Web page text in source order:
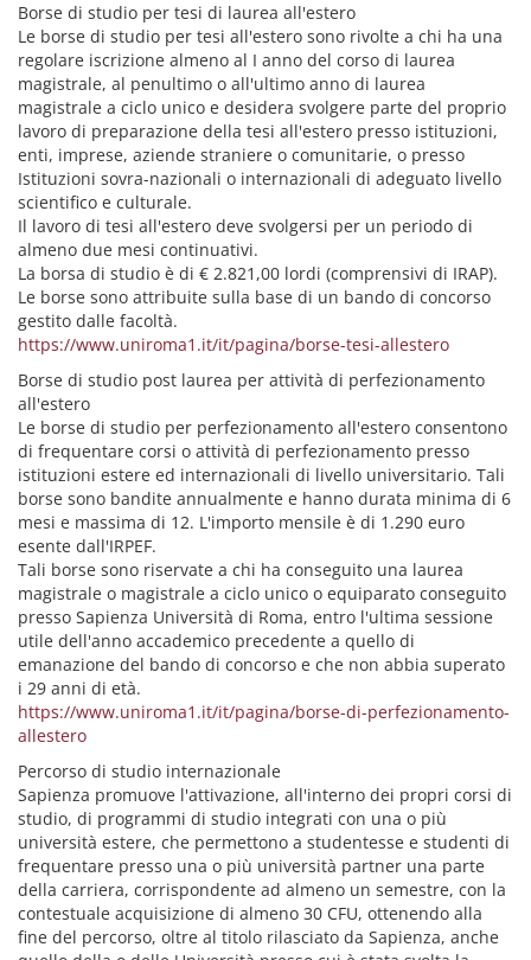
Borse di studio per tesi di laurea all'estero
Le borse di studio per tesi all'estero sono rivolte a chi ha una
regolare iscrizione almeno al I anno del corso di laurea
magistrale, al penultimo o all'ultimo anno di laurea
magistrale a ciclo unico e desidera svolgere parte del proprio
lavoro di preparazione della tesi all'estero presso istituzioni,
enti, imprese, aziende straniere o comunitarie, o presso
Istituzioni sovra-nazionali o internazionali di adeguato livello
scientifico e culturale.
Il lavoro di tesi all'estero deve svolgersi per un periodo di
almeno due mesi continuativi.
La borsa di studio è di € 2.821,00 lordi (comprensivi di IRAP).
Le borse sono attribuite sulla base di un bando di concorso
gestito dalle facoltà.
https://www.uniroma1.it/it/pagina/borse-tesi-allestero
Borse di studio post laurea per attività di perfezionamento
all'estero
Le borse di studio per perfezionamento all'estero consentono
di frequentare corsi o attività di perfezionamento presso
istituzioni estere ed internazionali di livello universitario. Tali
borse sono bandite annualmente e hanno durata minima di 6
mesi e massima di 12. L'importo mensile è di 1.290 euro
esente dall'IRPEF.
Tali borse sono riservate a chi ha conseguito una laurea
magistrale o magistrale a ciclo unico o equiparato conseguito
presso Sapienza Università di Roma, entro l'ultima sessione
utile dell'anno accademico precedente a quello di
emanazione del bando di concorso e che non abbia superato
i 29 anni di età.
https://www.uniroma1.it/it/pagina/borse-di-perfezionamento-
allestero
Percorso di studio internazionale
Sapienza promuove l'attivazione, all'interno dei propri corsi di
studio, di programmi di studio integrati con una o più
università estere, che permettono a studentesse e studenti di
frequentare presso una o più università partner una parte
della carriera, corrispondente ad almeno un semestre, con la
contestuale acquisizione di almeno 30 CFU, ottenendo alla
fine del percorso, oltre al titolo rilasciato da Sapienza, anche